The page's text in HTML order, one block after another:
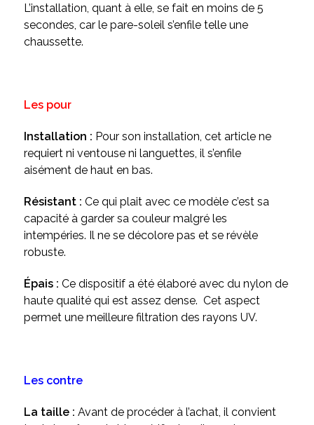
L’installation, quant à elle, se fait en moins de 5
secondes, car le pare-soleil s’enfile telle une
chaussette.
Les pour
Installation : Pour son installation, cet article ne
requiert ni ventouse ni languettes, il s’enfile
aisément de haut en bas.
Résistant : Ce qui plait avec ce modèle c’est sa
capacité à garder sa couleur malgré les
intempéries. Il ne se décolore pas et se révèle
robuste.
Épais : Ce dispositif a été élaboré avec du nylon de
haute qualité qui est assez dense. Cet aspect
permet une meilleure filtration des rayons UV.
Les contre
La taille : Avant de procéder à l’achat, il convient